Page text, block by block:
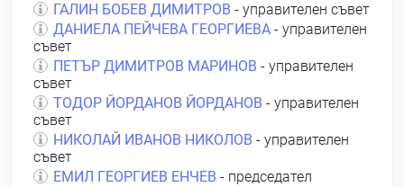
ГАЛИН БОБЕВ ДИМИТРОВ - управителен съвет
ДАНИЕЛА ПЕЙЧЕВА ГЕОРГИЕВА - управителен
съвет
ПЕТЪР ДИМИТРОВ МАРИНОВ - управителен
съвет
ТОДОР ЙОРДАНОВ ЙОРДАНОВ - управителен
съвет
НИКОЛАЙ ИВАНОВ НИКОЛОВ - управителен
съвет
ЕМИЛ ГЕОРГИЕВ ЕНЧЕВ - председател